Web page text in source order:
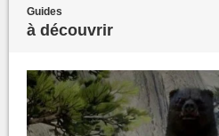
Guides
à découvrir